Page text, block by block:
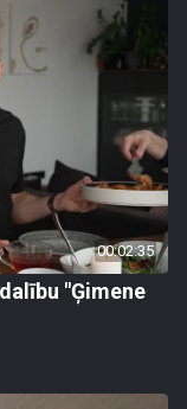
00:02:35
"Ģimene